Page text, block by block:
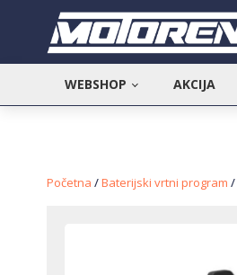
WEBSHOP AKCIJA
Početna /Baterijski vrtni program /